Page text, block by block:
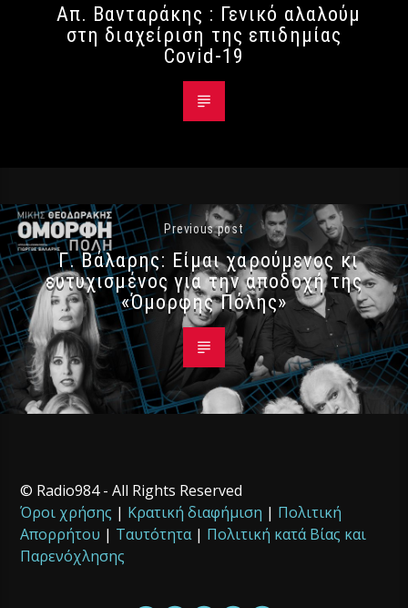
Απ. Βανταράκης : Γενικό αλαλούμ
στη διαχείριση της επιδημίας
Covid-19
Previous post
Γ. Βάλαρης: Είμαι χαρούμενος κι
ευτυχισμένος για την αποδοχή της
«Όμορφης Πόλης»
© Radio984 - All Rights Reserved
Όροι χρήσης | Κρατική διαφήμιση | Πολιτική
Απορρήτου | Ταυτότητα| Πολιτική κατά Βίας και
Παρενόχλησης